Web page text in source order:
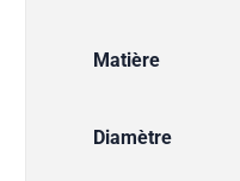
Matière
Diamètre